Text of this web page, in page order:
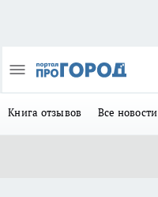
Книга отзывов Все новости